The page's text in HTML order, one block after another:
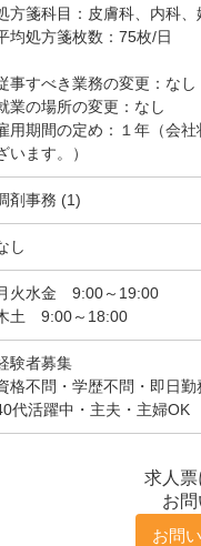
方箋科目：皮膚科、内科
均処方箋枚数：75枚/日
事すべき業務の変更：なし
業の場所の変更：なし
用期間の定め：１年（会
います。）
剤事務 (1)
し
火水金 9:00～19:00
土 9:00～18:00
験者募集
格不問・学歴不問・即日
代活躍中・主夫・主婦OK
求人
お問
お問